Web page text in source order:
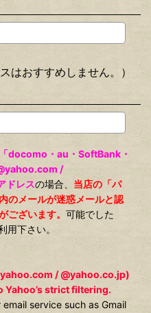
はおすすめしません。）
「docomo・au・SoftBank・
/
ドレスの場合、 当店の「パ
のメールが迷惑メールと認
ございます。 可能でした
用下さい。
/ @yahoo.co.jp)
Yahoo’s strict filtering.
service such as Gmail